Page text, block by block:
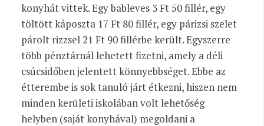
konyhát vittek. Egy bableves 3 Ft 50 fillér, egy
töltött káposzta 17 Ft 80 fillér, egy párizsi szelet
párolt rizzsel 21 Ft 90 fillérbe került. Egyszerre
több pénztárnál lehetett fizetni, amely a déli
csúcsidőben jelentett könnyebbséget. Ebbe az
étterembe is sok tanuló járt étkezni, hiszen nem
minden kerületi iskolában volt lehetőség
helyben (saját konyhával) megoldani a